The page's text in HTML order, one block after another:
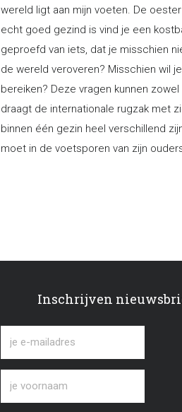
wereld ligt aan mijn voeten. De
echt goed gezind is vind je een
geproefd van iets, dat je misschien
de wereld veroveren? Misschien wil
bereiken? Deze vragen kunnen
draagt de internationale rugzak met
binnen één gezin heel verschillend
moet in de voetsporen van zijn
Inschrijven